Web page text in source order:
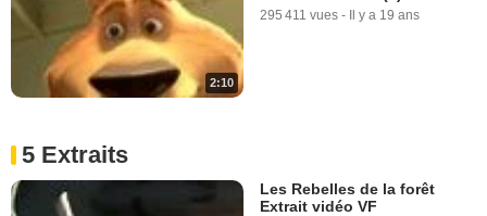
2:10
295 411 vues - Il y a 19 ans
5 Extraits
Les Rebelles de la forêt
Extrait vidéo VF